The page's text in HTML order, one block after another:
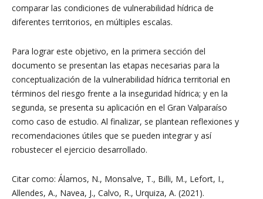
comparar las condiciones de vulnerabilidad hídrica de
diferentes territorios, en múltiples escalas.
Para lograr este objetivo, en la primera sección del
documento se presentan las etapas necesarias para la
conceptualización de la vulnerabilidad hídrica territorial en
términos del riesgo frente a la inseguridad hídrica; y en la
segunda, se presenta su aplicación en el Gran Valparaíso
como caso de estudio. Al finalizar, se plantean reflexiones y
recomendaciones útiles que se pueden integrar y así
robustecer el ejercicio desarrollado.
Citar como: Álamos, N., Monsalve, T., Billi, M., Lefort, I.,
Allendes, A., Navea, J., Calvo, R., Urquiza, A. (2021).